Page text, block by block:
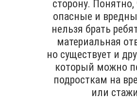
сторону.
опасные и
нельзя брать
материальная
но существует и
который можно
подросткам на
или